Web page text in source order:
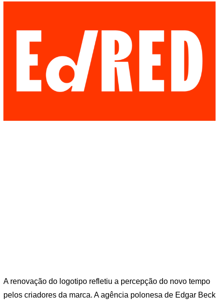
A renovação do logotipo refletiu a percepção do novo tempo
pelos criadores da marca. A agência polonesa de Edgar Beck